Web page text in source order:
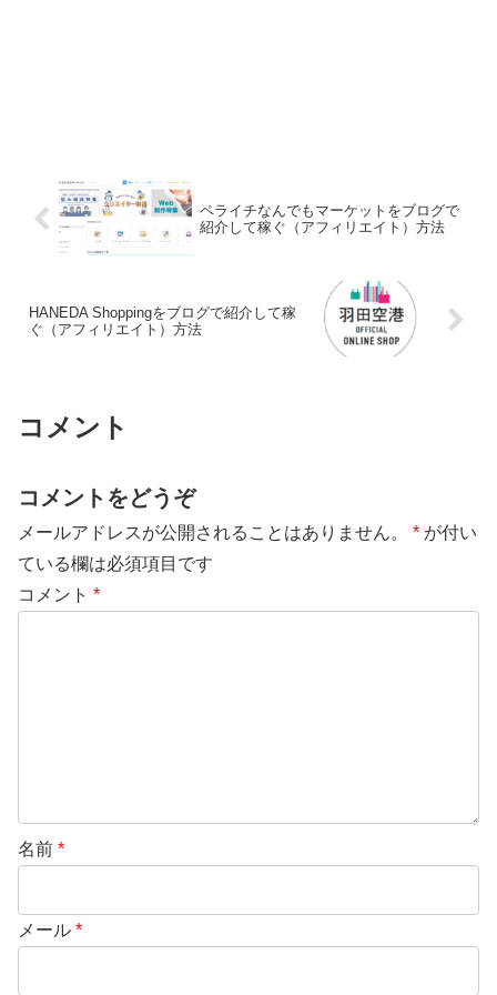
ペライチなんでもマーケットをブログで
紹介して稼ぐ（アフィリエイト）方法
HANEDA Shoppingをブログで紹介して稼
ぐ（アフィリエイト）方法
コメント
コメントをどうぞ
メールアドレスが公開されることはありません。 * が付い
ている欄は必須項目です
コメント *
名前 *
メール *